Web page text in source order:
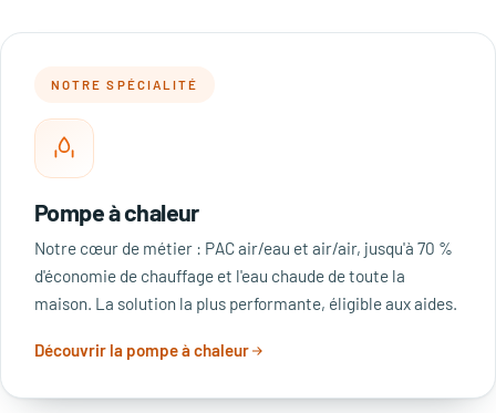
NOTRE SPÉCIALITÉ
Pompe à chaleur
Notre cœur de métier : PAC air/eau et air/air, jusqu'à 70 %
d'économie de chauffage et l'eau chaude de toute la
maison. La solution la plus performante, éligible aux aides.
Découvrir la pompe à chaleur